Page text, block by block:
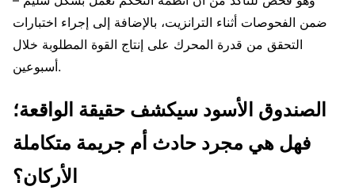
ضمن الفحوصات أثناء الترانزيت، بالإضافة إلى إجراء اختبارات
التحقق من قدرة المحرك على إنتاج القوة المطلوبة خلال
أسبوعين.
الصندوق الأسود سيكشف حقيقة الواقعة؛
فهل هي مجرد حادث أم جريمة متكاملة
الأركان؟